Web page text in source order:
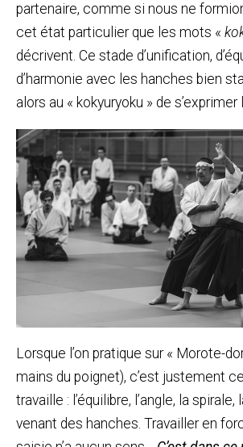
partenaire, comme si nous ne
cet état particulier que les mots «
décrivent. Ce stade d’unification,
d’harmonie avec les hanches bien
alors au « kokyuryoku » de
Lorsque l’on pratique sur « Morote-
mains du poignet), c’est justement ce
travaille : l’équilibre, l’angle, la spirale,
venant des hanches. Travailler en